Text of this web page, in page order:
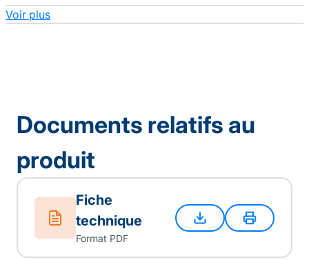
Voir plus
Documents relatifs au
produit
Fiche
technique
Format PDF